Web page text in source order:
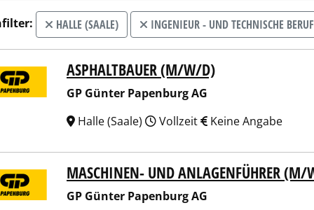
HALLE (SAALE) INGENIEUR - UND TECHNISCHE
Papenburg AG
ASPHALTBAUER (M/W/D)
GP Günter Papenburg AG
Halle (Saale)
Vollzeit Keine Angabe
Papenburg AG
MASCHINEN- UND ANLAGENFÜHRER
GP Günter Papenburg AG